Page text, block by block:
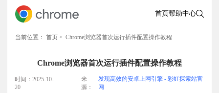
首页帮助中心
当前位置： 首页 > Chrome浏览器首次运行插件配置操作教程
Chrome浏览器首次运行插件配置操作教程
时间：2025-10-
20
来
源：
发现高效的安卓上网引擎 - 彩虹探索站官
网